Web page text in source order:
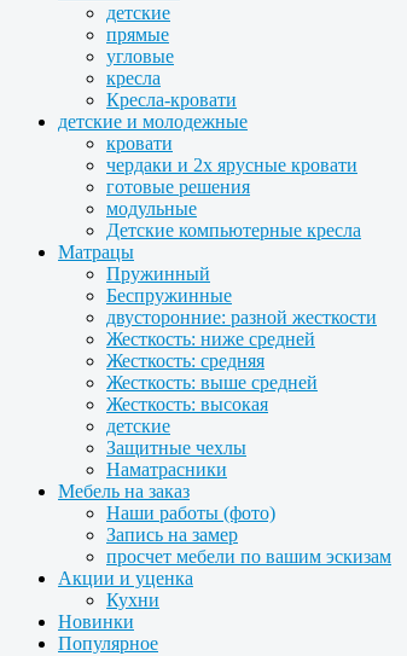
детские
прямые
угловые
кресла
Кресла-кровати
детские и молодежные
кровати
чердаки и 2х ярусные кровати
готовые решения
модульные
Детские компьютерные кресла
Матрацы
Пружинный
Беспружинные
двусторонние: разной жесткости
Жесткость: ниже средней
Жесткость: средняя
Жесткость: выше средней
Жесткость: высокая
детские
Защитные чехлы
Наматрасники
Мебель на заказ
Наши работы (фото)
Запись на замер
просчет мебели по вашим эскизам
Акции и уценка
Кухни
Новинки
Популярное